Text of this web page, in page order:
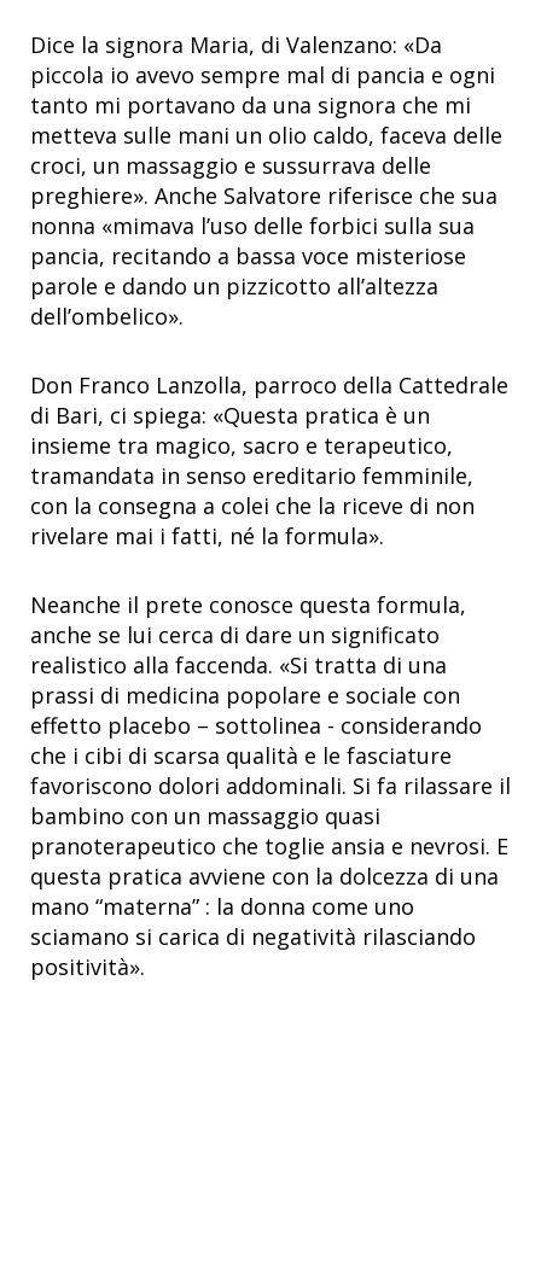
Dice la signora Maria, di Valenzano: «Da
piccola io avevo sempre mal di pancia e ogni
tanto mi portavano da una signora che mi
metteva sulle mani un olio caldo, faceva delle
croci, un massaggio e sussurrava delle
preghiere». Anche Salvatore riferisce che sua
nonna «mimava l’uso delle forbici sulla sua
pancia, recitando a bassa voce misteriose
parole e dando un pizzicotto all’altezza
dell’ombelico».
Don Franco Lanzolla, parroco della Cattedrale
di Bari, ci spiega: «Questa pratica è un
insieme tra magico, sacro e terapeutico,
tramandata in senso ereditario femminile,
con la consegna a colei che la riceve di non
rivelare mai i fatti, né la formula».
Neanche il prete conosce questa formula,
anche se lui cerca di dare un significato
realistico alla faccenda. «Si tratta di una
prassi di medicina popolare e sociale con
effetto placebo – sottolinea - considerando
che i cibi di scarsa qualità e le fasciature
favoriscono dolori addominali. Si fa rilassare il
bambino con un massaggio quasi
pranoterapeutico che toglie ansia e nevrosi. E
questa pratica avviene con la dolcezza di una
mano “materna” : la donna come uno
sciamano si carica di negatività rilasciando
positività».